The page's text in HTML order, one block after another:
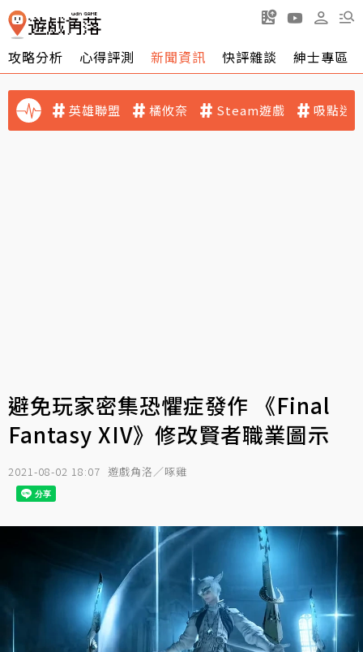
攻略分析 心得評測 新聞資訊 快評雜談 紳士專區
英雄聯盟 橘攸奈 Steam遊戲 吸點迷
避免玩家密集恐懼症發作 《Final
Fantasy XIV》修改賢者職業圖示
2021-08-02 18:07 遊戲角洛／啄雞